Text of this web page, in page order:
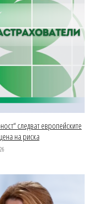
следват европейските
на риска